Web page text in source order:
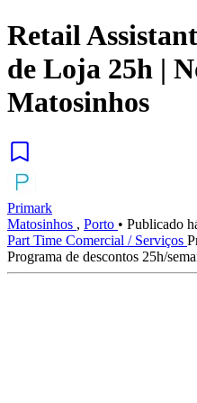
Retail
de Loja 25h |
Matosinhos
Primark
Matosinhos , Porto • Publicado
Part Time Comercial / Serviços
Programa de descontos 25h/